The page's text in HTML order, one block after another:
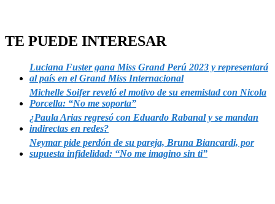
TE PUEDE INTERESAR
Luciana Fuster gana Miss Grand Perú 2023 y representará
al país en el Grand Miss Internacional
Michelle Soifer reveló el motivo de su enemistad con Nicola
Porcella: “No me soporta”
¿Paula Arias regresó con Eduardo Rabanal y se mandan
indirectas en redes?
Neymar pide perdón de su pareja, Bruna Biancardi, por
supuesta infidelidad: “No me imagino sin ti”